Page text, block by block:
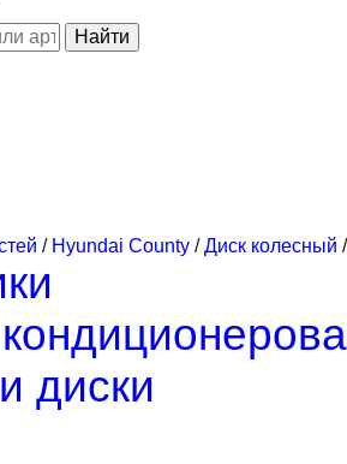
Найти
/ Hyundai County /Диск колесный
диски